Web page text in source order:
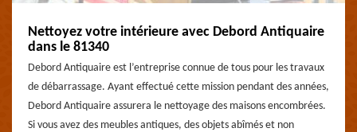
Nettoyez votre intérieure avec Debord Antiquaire
dans le 81340
Debord Antiquaire est l’entreprise connue de tous pour les travaux
de débarrassage. Ayant effectué cette mission pendant des années,
Debord Antiquaire assurera le nettoyage des maisons encombrées.
Si vous avez des meubles antiques, des objets abîmés et non